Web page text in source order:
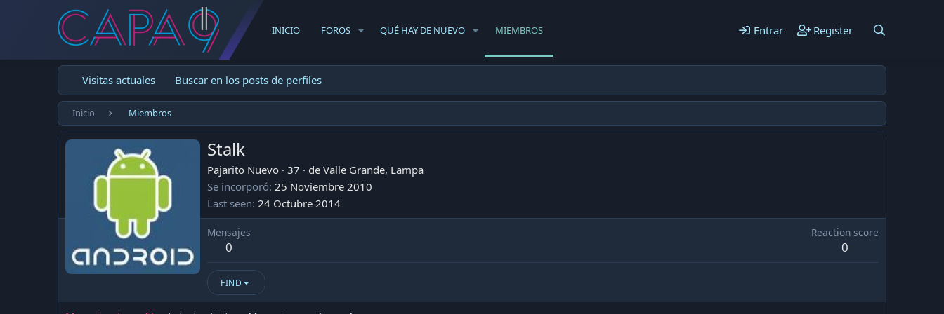
INICIO FOROS QUÉ HAY DE NUEVO MIEMBROS Entrar Register
Visitas actuales Buscar en los posts de perfiles
Inicio Miembros
Stalk
Pajarito Nuevo · 37 · de Valle Grande, Lampa
Se incorporó 25 Noviembre 2010
Last seen 24 Octubre 2014
Mensajes
0
Reaction score
0
FIND